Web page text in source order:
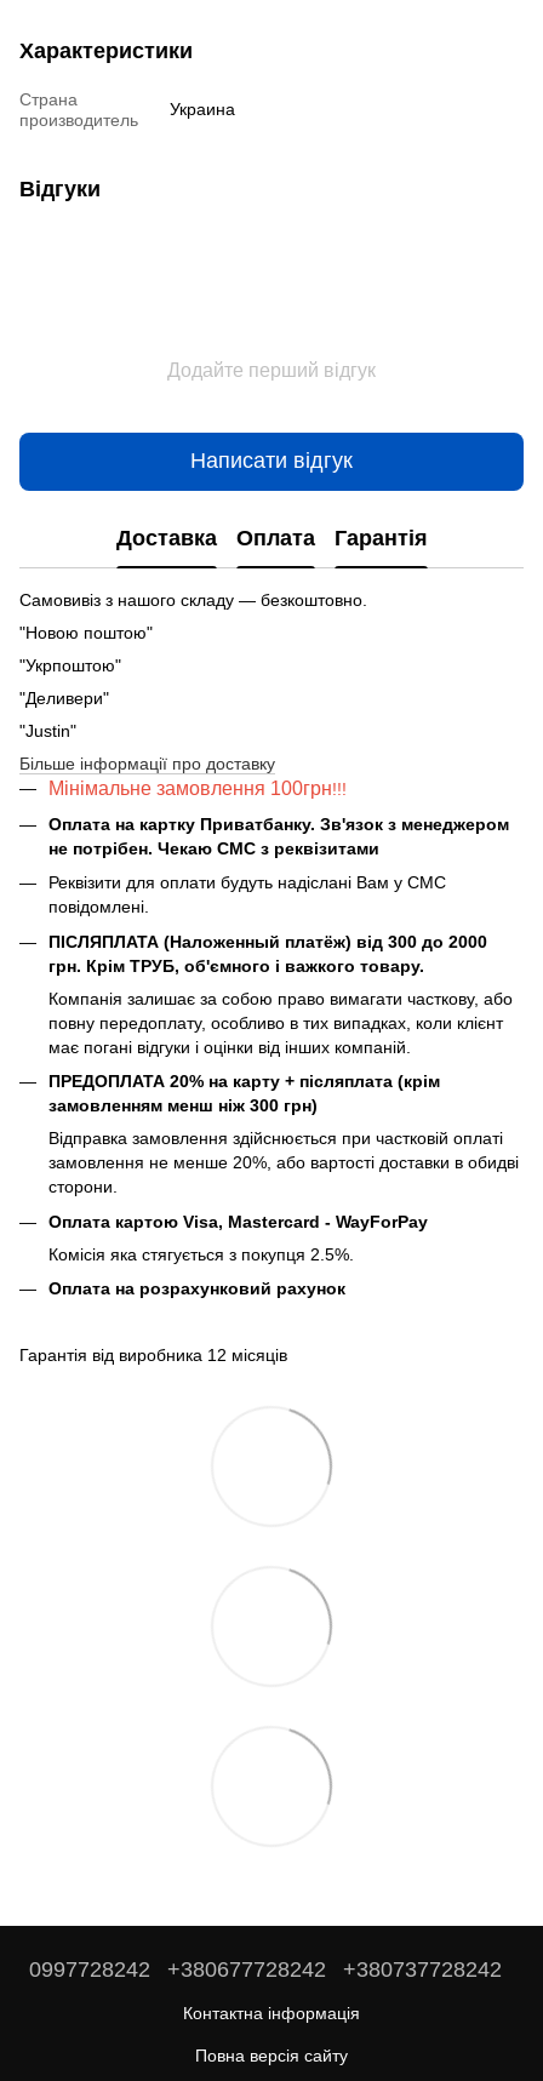
Характеристики
Страна
производитель
Украина
Відгуки
Додайте перший відгук
Написати відгук
Доставка Оплата Гарантія
Самовивіз з нашого складу — безкоштовно.
"Новою поштою"
"Укрпоштою"
"Деливери"
"Justin"
Більше інформації про доставку
Мінімальне замовлення 100грн!!!
Оплата на картку Приватбанку. Зв'язок з менеджером
не потрібен. Чекаю СМС з реквізитами
Реквізити для оплати будуть надіслані Вам у СМС
повідомлені.
ПІСЛЯПЛАТА (Наложенный платёж) від 300 до 2000
грн. Крім ТРУБ, об'ємного і важкого товару.
Компанія залишає за собою право вимагати часткову, або
повну передоплату, особливо в тих випадках, коли клієнт
має погані відгуки і оцінки від інших компаній.
ПРЕДОПЛАТА 20% на карту + післяплата (крім
замовленням менш ніж 300 грн)
Відправка замовлення здійснюється при частковій оплаті
замовлення не менше 20%, або вартості доставки в обидві
сторони.
Оплата картою Visa, Mastercard - WayForPay
Комісія яка стягується з покупця 2.5%.
Оплата на розрахунковий рахунок
Гарантія від виробника 12 місяців
0997728242 +380677728242 +380737728242
Контактна інформація
Повна версія сайту